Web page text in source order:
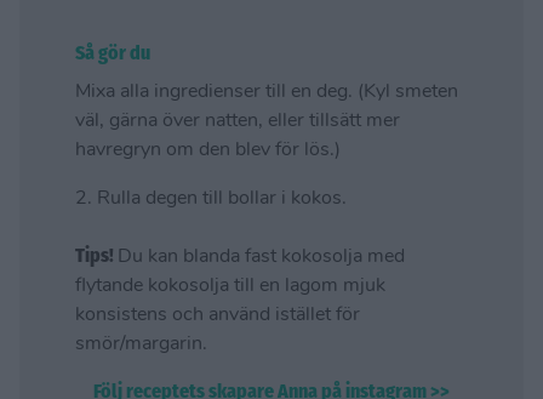
Så gör du
Mixa alla ingredienser till en deg. (Kyl smeten
väl, gärna över natten, eller tillsätt mer
havregryn om den blev för lös.)
2. Rulla degen till bollar i kokos.
Tips! Du kan blanda fast kokosolja med
flytande kokosolja till en lagom mjuk
konsistens och använd istället för
smör/margarin.
Följ receptets skapare Anna på instagram >>